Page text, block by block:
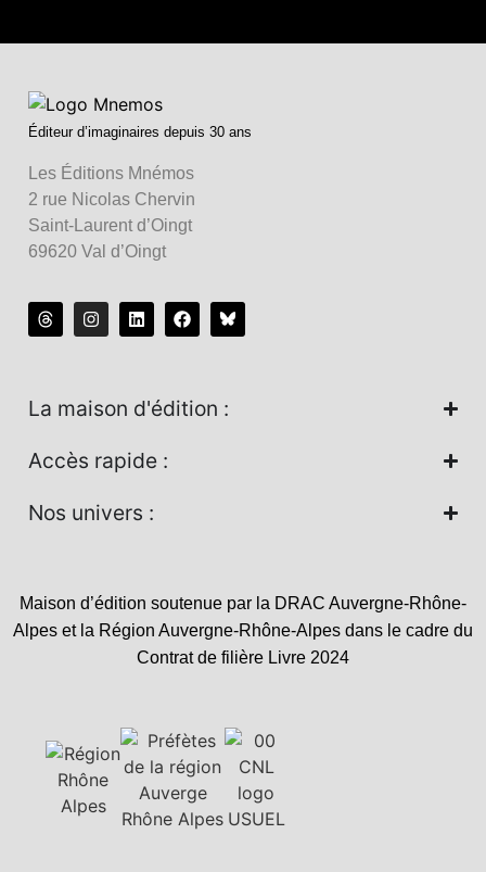
Éditeur d’imaginaires depuis 30 ans
Les Éditions Mnémos
2 rue Nicolas Chervin
Saint-Laurent d’Oingt
69620 Val d’Oingt
La maison d'édition :
Accès rapide :
Nos univers :
Maison d’édition soutenue par la DRAC Auvergne-Rhône-
Alpes et la Région Auvergne-Rhône-Alpes dans le cadre du
Contrat de filière Livre 2024